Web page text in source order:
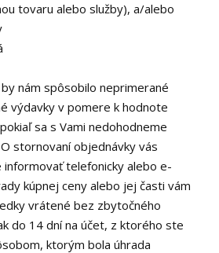
tovaru alebo služby), a/alebo
nám spôsobilo neprimerané
výdavky v pomere k hodnote
sa s Vami nedohodneme
stornovaní objednávky vás
telefonicky alebo e-
kúpnej ceny alebo jej časti vám
vrátené bez zbytočného
do 14 dní na účet, z ktorého ste
ktorým bola úhrada